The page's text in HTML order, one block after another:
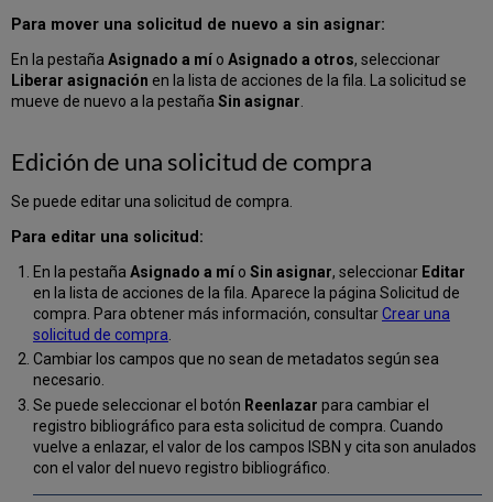
Para mover una solicitud de nuevo a sin asignar:
En la pestañaAsignado a mí oAsignado a otros, seleccionar
Liberar asignación en la lista de acciones de la fila. La solicitud se
mueve de nuevo a la pestañaSin asignar
Edición de una solicitud de compra
Se puede editar una solicitud de compra.
Para editar una solicitud:
En la pestaña Asignado a mío Sin asignar, seleccionar Editar
en la lista de acciones de la fila. Aparece la página Solicitud de
compra. Para obtener más información, consultarCrear una
solicitud de compra
Cambiar los campos que no sean de metadatos según sea
necesario.
Se puede seleccionar el botón Reenlazar para cambiar el
registro bibliográfico para esta solicitud de compra. Cuando
vuelve a enlazar, el valor de los campos ISBN y cita son anulados
con el valor del nuevo registro bibliográfico.